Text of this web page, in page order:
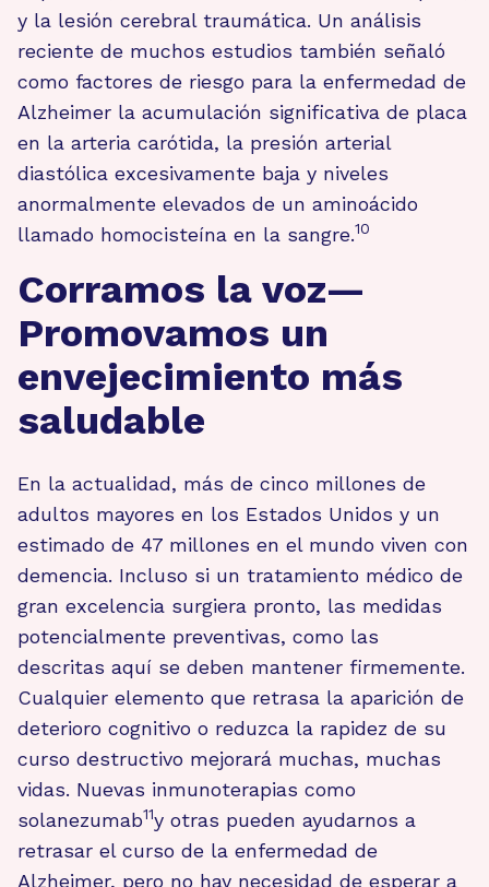
y la lesión cerebral traumática. Un análisis
reciente de muchos estudios también señaló
como factores de riesgo para la enfermedad de
Alzheimer la acumulación significativa de placa
en la arteria carótida, la presión arterial
diastólica excesivamente baja y niveles
anormalmente elevados de un aminoácido
llamado homocisteína en la sangre.10
Corramos la voz—
Promovamos un
envejecimiento más
saludable
En la actualidad, más de cinco millones de
adultos mayores en los Estados Unidos y un
estimado de 47 millones en el mundo viven con
demencia. Incluso si un tratamiento médico de
gran excelencia surgiera pronto, las medidas
potencialmente preventivas, como las
descritas aquí se deben mantener firmemente.
Cualquier elemento que retrasa la aparición de
deterioro cognitivo o reduzca la rapidez de su
curso destructivo mejorará muchas, muchas
vidas. Nuevas inmunoterapias como
solanezumab11y otras pueden ayudarnos a
retrasar el curso de la enfermedad de
Alzheimer, pero no hay necesidad de esperar a